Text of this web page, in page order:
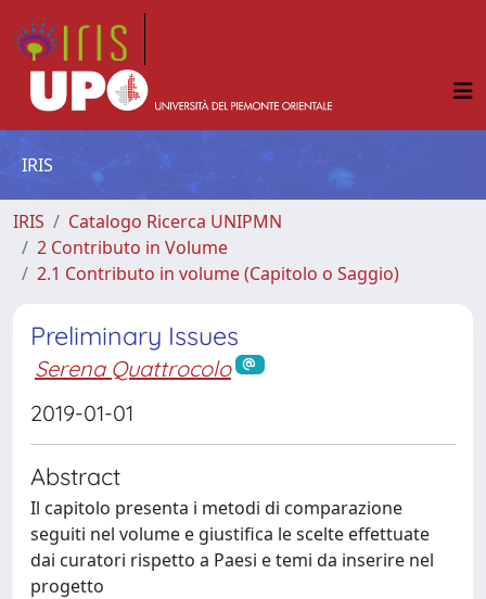
IRIS
IRIS
Catalogo Ricerca UNIPMN
2 Contributo in Volume
2.1 Contributo in volume (Capitolo o Saggio)
Preliminary Issues
Serena Quattrocolo
2019-01-01
Abstract
Il capitolo presenta i metodi di comparazione
seguiti nel volume e giustifica le scelte effettuate
dai curatori rispetto a Paesi e temi da inserire nel
progetto